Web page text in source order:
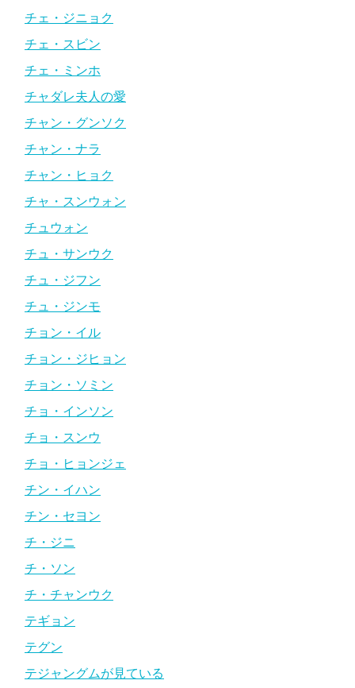
チェ・ジニョク
チェ・スビン
チェ・ミンホ
チャダレ夫人の愛
チャン・グンソク
チャン・ナラ
チャン・ヒョク
チャ・スンウォン
チュウォン
チュ・サンウク
チュ・ジフン
チュ・ジンモ
チョン・イル
チョン・ジヒョン
チョン・ソミン
チョ・インソン
チョ・スンウ
チョ・ヒョンジェ
チン・イハン
チン・セヨン
チ・ジニ
チ・ソン
チ・チャンウク
テギョン
テグン
テジャングムが見ている